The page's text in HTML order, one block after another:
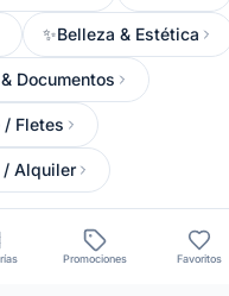
✨Belleza & Estética
Documentos
/ Fletes
/ Alquiler
Promociones Favoritos